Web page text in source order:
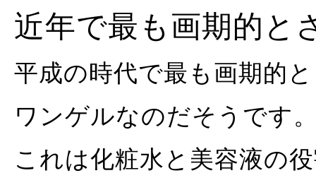
近年で最も画期的と
平成の時代で最も画期的
ワンゲルなのだそうです
これは化粧水と美容液の